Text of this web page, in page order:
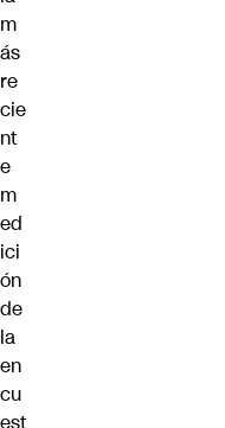
m
ás
re
cie
nt
e
m
ed
ici
ón
de
la
en
cu
est